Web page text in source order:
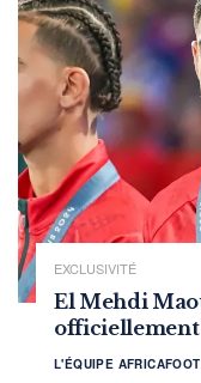
EXCLUSIVITÉ
El Mehdi
officiellement
L'ÉQUIPE AFRICAFOOT